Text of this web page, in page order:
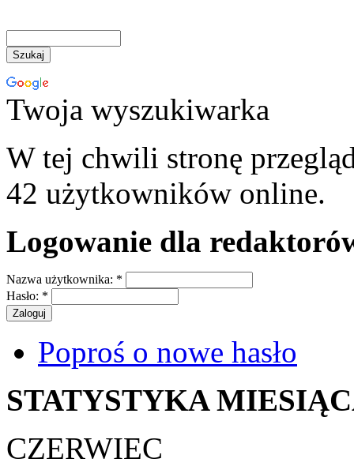
Twoja wyszukiwarka
W tej chwili stronę
42 użytkowników online.
Logowanie dla
Nazwa użytkownika: *
Hasło: *
Poproś o nowe hasło
STATYSTYKA
CZERWIEC